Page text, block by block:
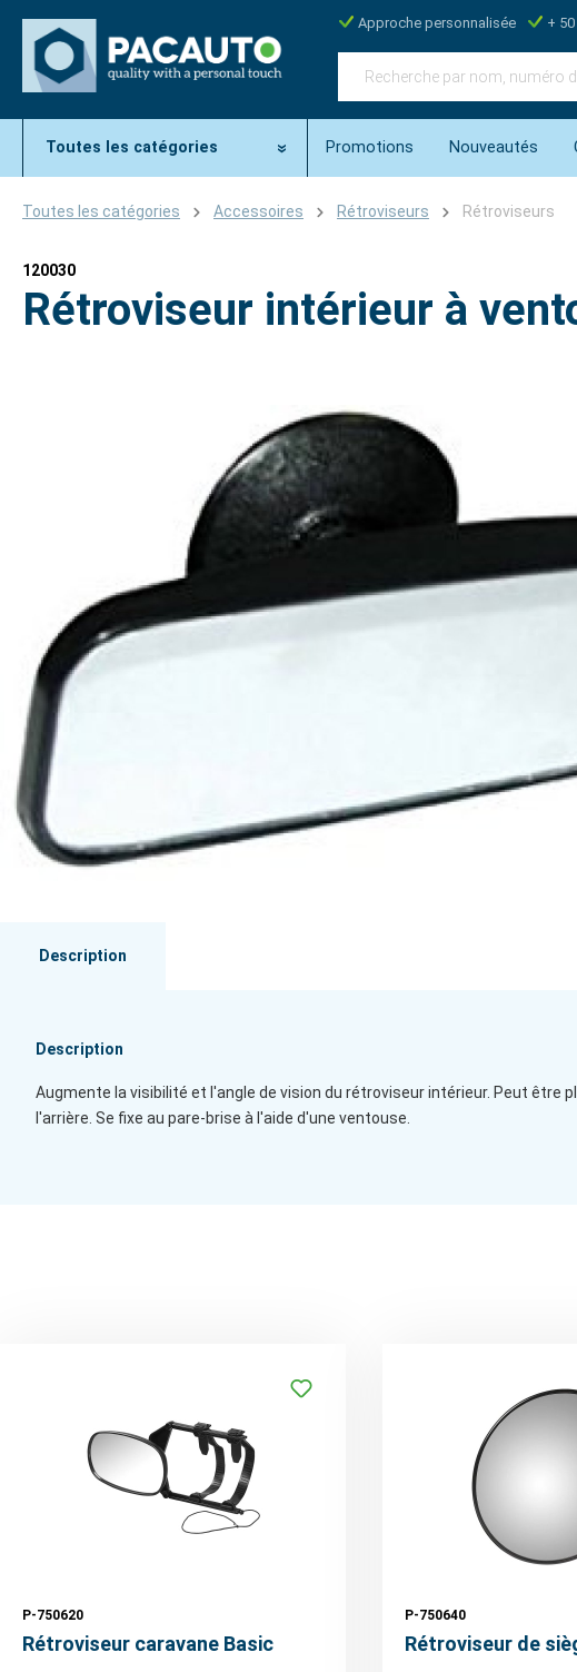
Approche personnalisée +
Toutes les catégories Promotions Nouveautés
Toutes les catégories Accessoires Rétroviseurs Rétroviseurs
120030
Rétroviseur intérieur à
Description
Description
Augmente la visibilité et l'angle de vision du rétroviseur intérieur. Peut
l'arrière. Se fixe au pare-brise à l'aide d'une ventouse.
P-750620
Rétroviseur caravane Basic
P-750640
Rétroviseur de